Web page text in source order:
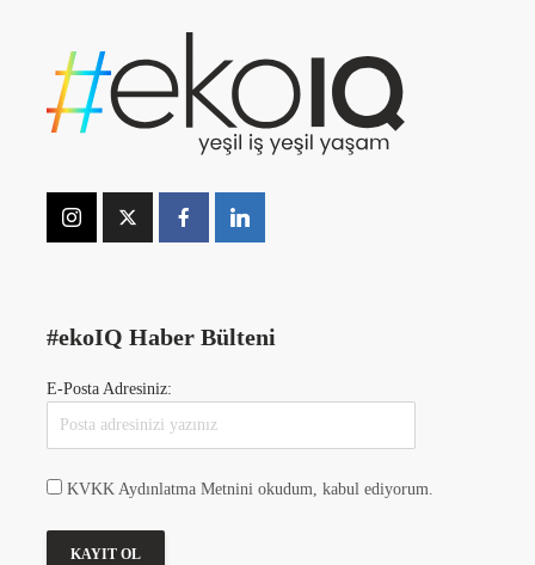
#ekoIQ Haber Bülteni
E-Posta Adresiniz:
KVKK Aydınlatma Metnini okudum, kabul ediyorum.